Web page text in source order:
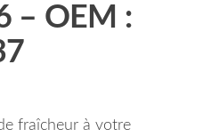
– OEM :
fraîcheur à votre